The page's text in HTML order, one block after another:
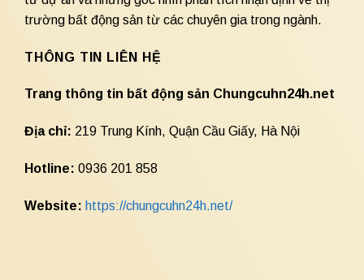
trường bất động sản từ các chuyên gia trong ngành.
THÔNG TIN LIÊN HỆ
Trang thông tin bất động sản Chungcuhn24h.net
Địa chỉ: 219 Trung Kính, Quận Cầu Giấy, Hà Nội
Hotline: 0936 201 858
Website: https://chungcuhn24h.net/